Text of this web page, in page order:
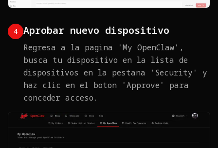
4 Aprobar nuevo dispositivo
Regresa a la pagina 'My OpenClaw',
busca tu dispositivo en la lista de
dispositivos en la pestana 'Security' y
haz clic en el boton 'Approve' para
conceder acceso.